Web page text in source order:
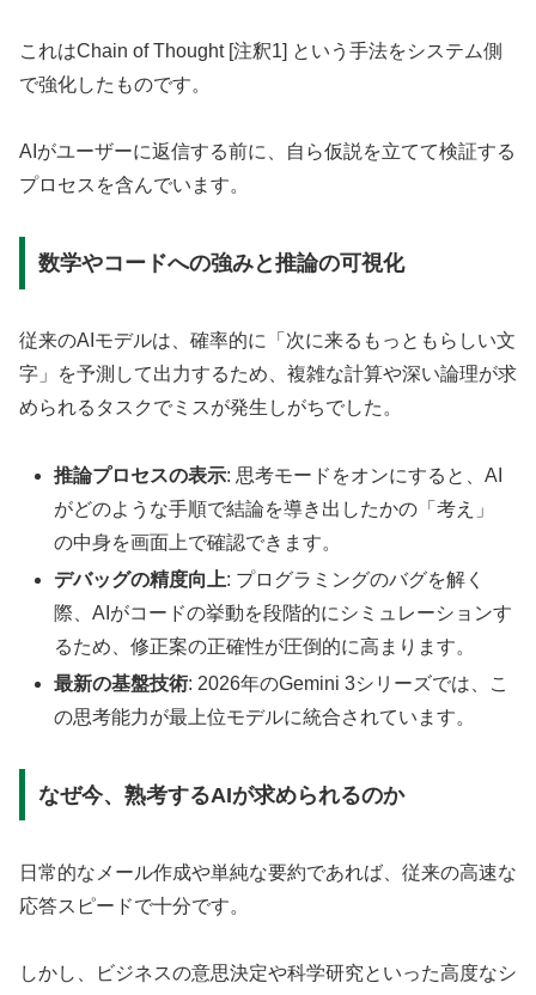
これはChain of Thought [注釈1] という手法をシステム側
で強化したものです。
AIがユーザーに返信する前に、自ら仮説を立てて検証する
プロセスを含んでいます。
数学やコードへの強みと推論の可視化
従来のAIモデルは、確率的に「次に来るもっともらしい文
字」を予測して出力するため、複雑な計算や深い論理が求
められるタスクでミスが発生しがちでした。
推論プロセスの表示: 思考モードをオンにすると、AI
がどのような手順で結論を導き出したかの「考え」
の中身を画面上で確認できます。
デバッグの精度向上: プログラミングのバグを解く
際、AIがコードの挙動を段階的にシミュレーションす
るため、修正案の正確性が圧倒的に高まります。
最新の基盤技術: 2026年のGemini 3シリーズでは、こ
の思考能力が最上位モデルに統合されています。
なぜ今、熟考するAIが求められるのか
日常的なメール作成や単純な要約であれば、従来の高速な
応答スピードで十分です。
しかし、ビジネスの意思決定や科学研究といった高度なシ